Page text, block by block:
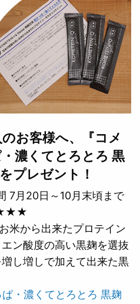
お客様へ、『コメ
濃くてとろとろ 黒
プレゼント！
月20日～10月末頃まで
★★★
米から出来たプロテイン
ン酸度の高い黒麹を選抜
し増しで加えて出来た黒
・濃くてとろとろ 黒麹